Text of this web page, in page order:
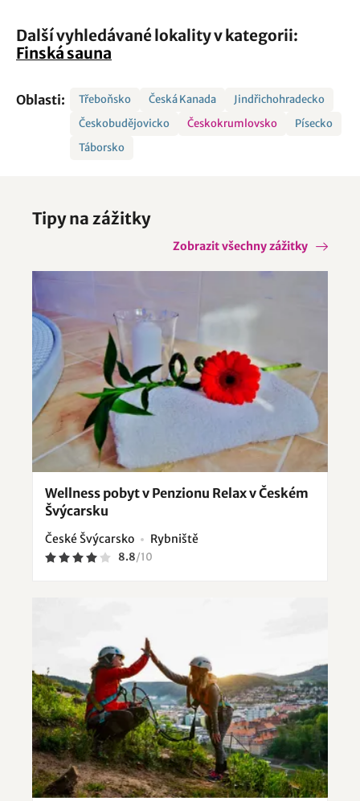
Další vyhledávané lokality v kategorii:
Finská sauna
Oblasti: Třeboňsko Česká Kanada
Jindřichohradecko
Českobudějovicko
Českokrumlovsko
Písecko
Táborsko
Tipy na zážitky
Zobrazit všechny zážitky
Wellness pobyt v Penzionu Relax v Českém
Švýcarsku
České Švýcarsko Rybniště
8.8/10